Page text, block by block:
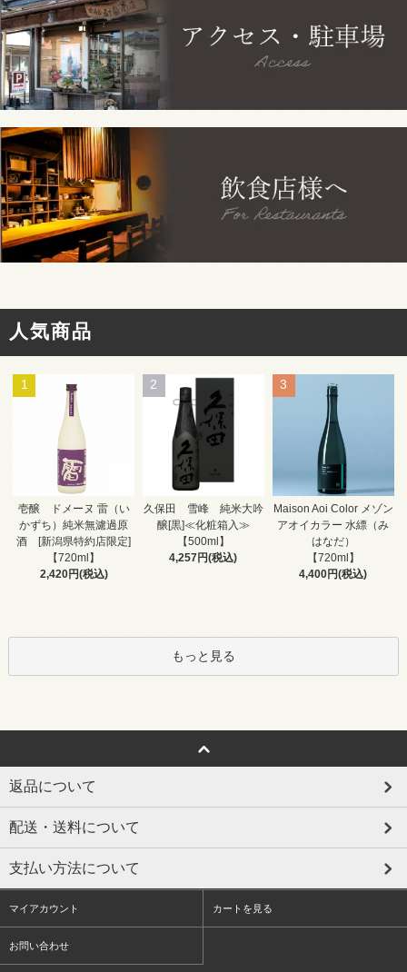
人気商品
1
壱醸 ドメーヌ 雷（い
かずち）純米無濾過原
酒 [新潟県特約店限定]
【720ml】
2,420円(税込)
2
久保田 雪峰 純米大吟
醸[黒]≪化粧箱入≫
【500ml】
4,257円(税込)
3
Maison Aoi Color メゾン
アオイカラー 水縹（み
はなだ）
【720ml】
4,400円(税込)
もっと見る
返品について
配送・送料について
支払い方法について
マイアカウント カートを見る
お問い合わせ